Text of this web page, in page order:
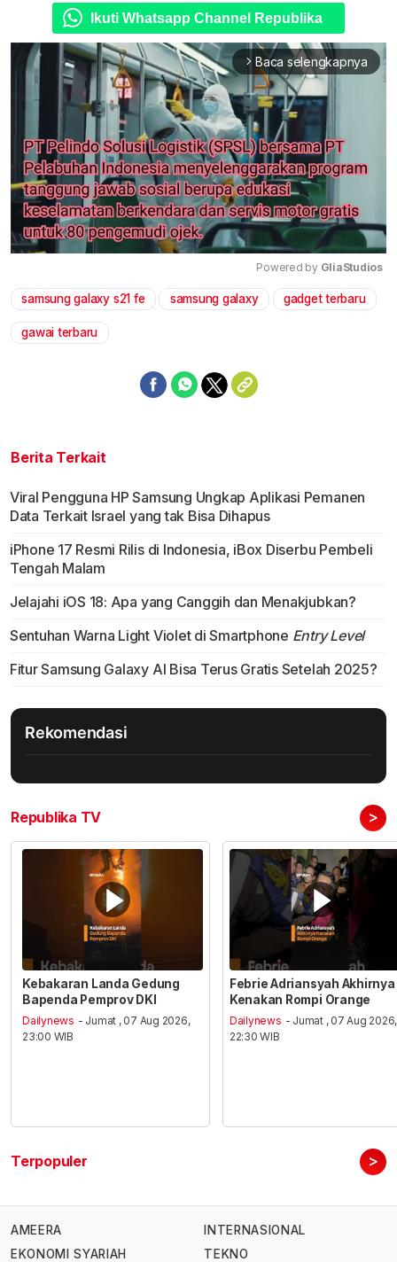
Ikuti Whatsapp Channel Republika
arrow_forward_ios Baca selengkapnya
Mute
Powered by GliaStudios
samsung galaxy s21 fe samsung galaxy gadget terbaru
gawai terbaru
Berita Terkait
Viral Pengguna HP Samsung Ungkap Aplikasi Pemanen
Data Terkait Israel yang tak Bisa Dihapus
iPhone 17 Resmi Rilis di Indonesia, iBox Diserbu Pembeli
Tengah Malam
Jelajahi iOS 18: Apa yang Canggih dan Menakjubkan?
Sentuhan Warna Light Violet di Smartphone Entry Level
Fitur Samsung Galaxy AI Bisa Terus Gratis Setelah 2025?
Rekomendasi
Republika TV >
Kebakaran Landa Gedung
Bapenda Pemprov DKI
Dailynews - Jumat , 07 Aug 2026,
23:00 WIB
Febrie Adriansyah Akhirnya
Kenakan Rompi Orange
Dailynews - Jumat , 07 Aug 2026,
22:30 WIB
Terpopuler >
AMEERA
EKONOMI SYARIAH
INTERNASIONAL
TEKNO